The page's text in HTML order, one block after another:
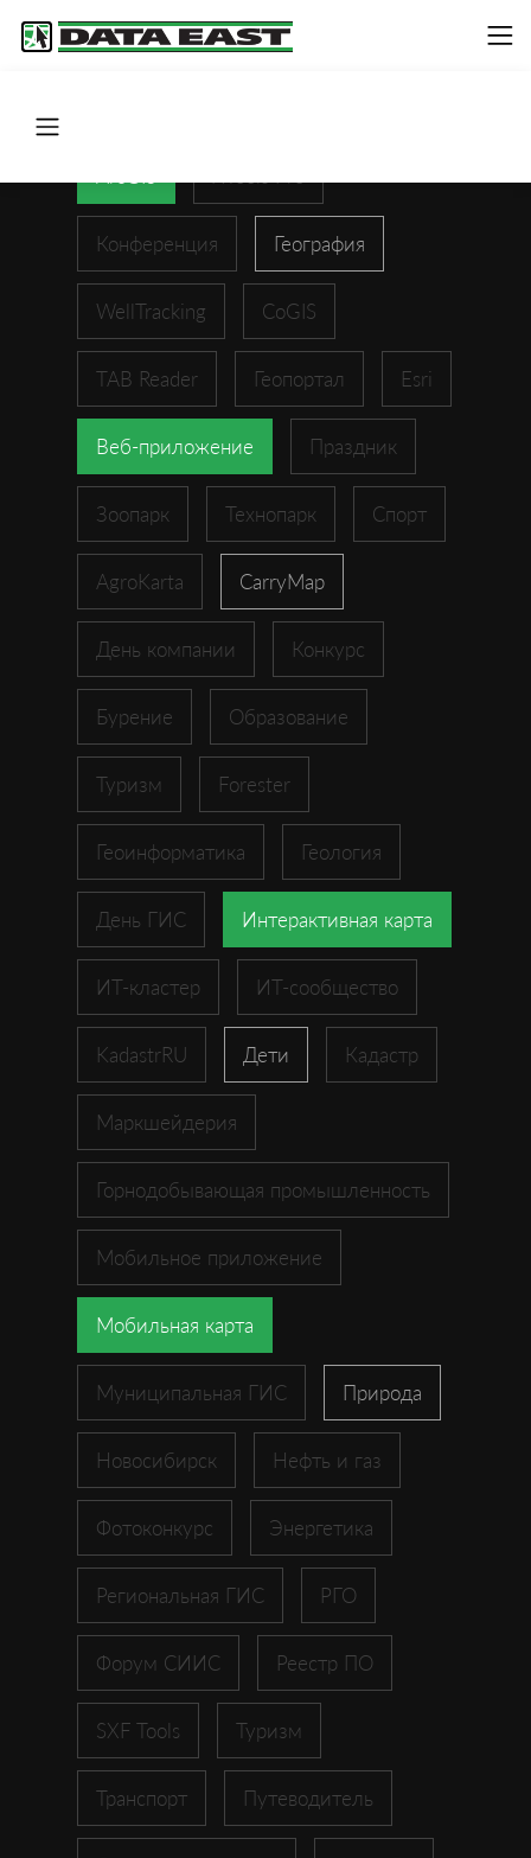
Конференция География
WellTracking CoGIS
TAB Reader Геопортал Esri
Веб-приложение Праздник
Зоопарк Технопарк Спорт
AgroKarta CarryMap
День компании Конкурс
Бурение Образование
Туризм Forester
Геоинформатика Геология
День ГИС Интерактивная карта
ИТ-кластер ИТ-сообщество
KadastrRU Дети Кадастр
Маркшейдерия
Горнодобывающая промышленность
Мобильное приложение
Мобильная карта
Муниципальная ГИС Природа
Новосибирск Нефть и газ
Фотоконкурс Энергетика
Региональная ГИС РГО
Форум СИИС Реестр ПО
SXF Tools Туризм
Транспорт Путеводитель